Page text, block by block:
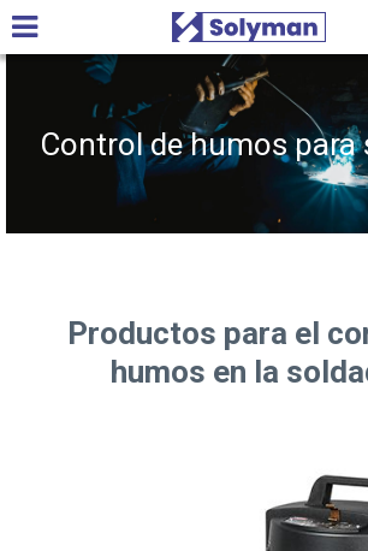
Control de humos para
Productos para el
humos en la